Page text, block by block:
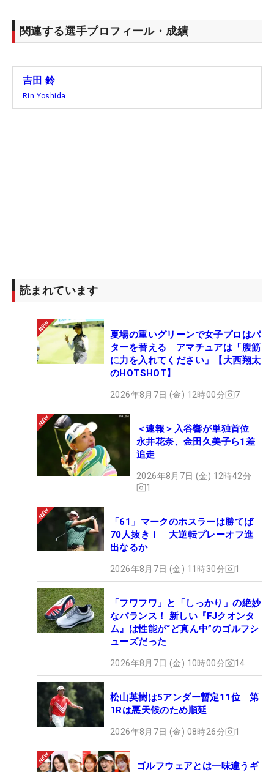
関連する選手プロフィール・成績
吉田 鈴
Rin Yoshida
読まれています
夏場の重いグリーンで女子プロはパ
ターを替える アマチュアは「腹筋
に力を入れてください」【大西翔太
のHOTSHOT】
2026年8月7日 (金) 12時00分 7
＜速報＞入谷響が単独首位
永井花奈、金田久美子ら1差
追走
2026年8月7日 (金) 12時42分
1
「61」マークのホスラーは勝てば
70人抜き！ 大逆転プレーオフ進
出なるか
2026年8月7日 (金) 11時30分 1
「フワフワ」と「しっかり」の絶妙
なバランス！ 新しい『FJクオンタ
ム』は性能が“ど真ん中”のゴルフシ
ューズだった
2026年8月7日 (金) 10時00分 14
松山英樹は5アンダー暫定11位 第
1Rは悪天候のため順延
2026年8月7日 (金) 08時26分 1
ゴルフウェアとは一味違うギ